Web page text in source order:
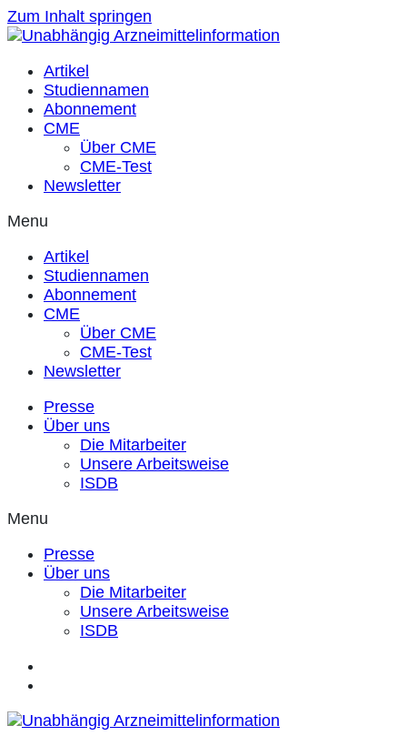
Zum Inhalt springen
Artikel
Studiennamen
Abonnement
CME
Über CME
CME-Test
Newsletter
Menu
Artikel
Studiennamen
Abonnement
CME
Über CME
CME-Test
Newsletter
Presse
Über uns
Die Mitarbeiter
Unsere Arbeitsweise
ISDB
Menu
Presse
Über uns
Die Mitarbeiter
Unsere Arbeitsweise
ISDB